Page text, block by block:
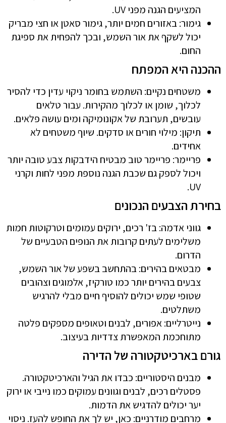
המציעים הגנה מפני UV.
גימור: באזורים חמים יותר, גימור סאטן או חצי מבריק
יכול לשקף את אור השמש, ובכך להפחית את ספיגת
החום.
ההכנה היא המפתח
משטחים נקיים: השתמש בחומר ניקוי עדין כדי להסיר
לכלוך, שומן או לכלוך מהקירות. עבור טלאים
עובשים, תערובת של אקונומיקה ומים עושה פלאים.
תיקון: מילוי חורים או סדקים. שיוף משטחים לא
אחידים.
פריימר: פריימר טוב מבטיח הידבקות צבע טובה יותר
ויכול לספק גם שכבת הגנה נוספת מפני לחות וקרני
UV.
בחירת הצבעים הנכונים
גווני אדמה: בז' רכים, ירוקים עמומים וטרקוטות חמות
משלימים לעתים קרובות את הנופים הטבעיים של
הדרום.
מבטאים בהירים: בהתחשב בשפע של אור השמש,
צבעים בהירים יותר כמו טורקיז, אלמוגים וצהובים
שטופי שמש יכולים להוסיף חיים מבלי להרגיש
משתלטים.
נייטרליים: אפורים, לבנים וטאופים מספקים פלטה
מתוחכמת המאפשרת צדדיות בעיצוב.
גורם בארכיטקטורה של הדירה
מבנים היסטוריים: כבדו את הגיל והארכיטקטורה.
פסטלים רכים, לבנים וגוונים עמוקים כמו נייבי או ירוק
יער יכולים להדגיש את הדמות.
מרחבים מודרניים: כאן, יש לך את החופש להעז. ניסוי